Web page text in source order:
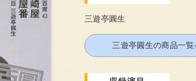
三遊亭圓生
三遊亭圓生の商品一覧